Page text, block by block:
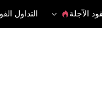
الآجلة التداول